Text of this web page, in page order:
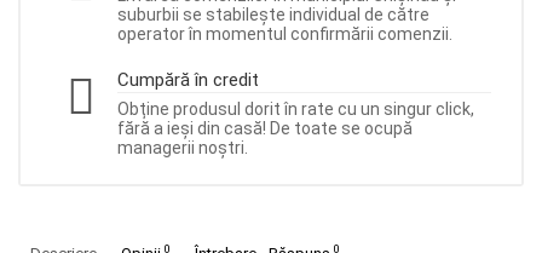
suburbii se stabilește individual de către
operator în momentul confirmării comenzii.
Cumpără în credit
Obține produsul dorit în rate cu un singur click,
fără a ieși din casă! De toate se ocupă
managerii noștri.
0 0